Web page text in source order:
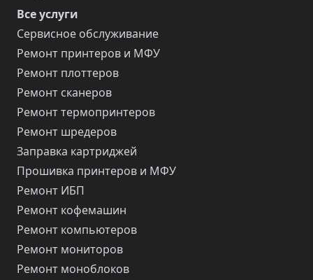
Все услуги
Сервисное обслуживание
Ремонт принтеров и МФУ
Ремонт плоттеров
Ремонт сканеров
Ремонт термопринтеров
Ремонт шредеров
Заправка картриджей
Прошивка принтеров и МФУ
Ремонт ИБП
Ремонт кофемашин
Ремонт компьютеров
Ремонт мониторов
Ремонт моноблоков